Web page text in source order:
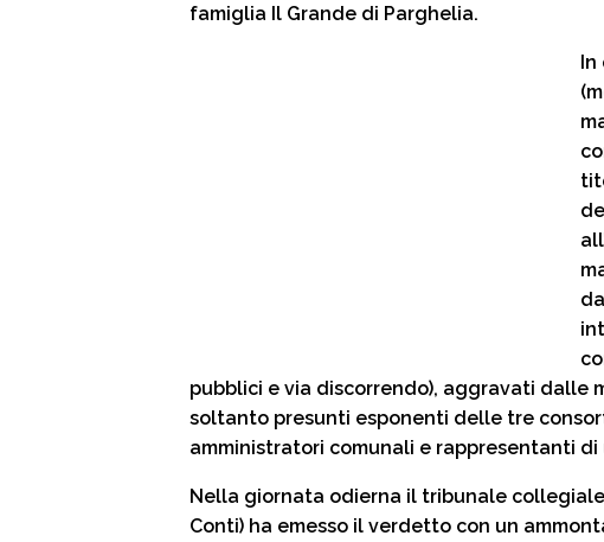
famiglia Il Grande di Parghelia.
In
pubblici e via discorrendo), aggravati dalle
soltanto presunti esponenti delle tre
amministratori comunali e rappresentanti
Nella giornata odierna il tribunale
Conti) ha emesso il verdetto con un